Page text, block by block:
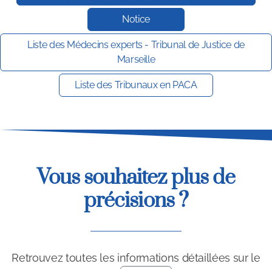
Notice
Liste des Médecins experts - Tribunal de Justice de
Marseille
Liste des Tribunaux en PACA
Vous souhaitez plus de
précisions ?
Retrouvez toutes les informations détaillées sur le